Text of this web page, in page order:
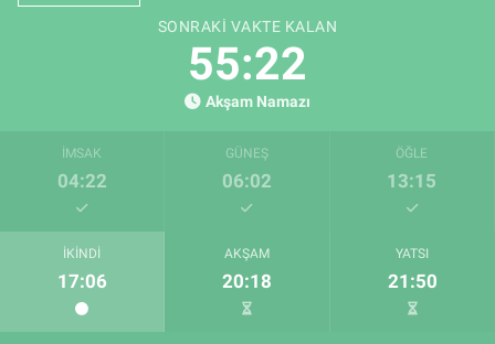
SONRAKI VAKTE KALAN
55:19
Akşam Namazı
İMSAK
04:22
GÜNEŞ
06:02
ÖĞLE
13:15
İKINDI
17:06
AKŞAM
20:18
YATSI
21:50